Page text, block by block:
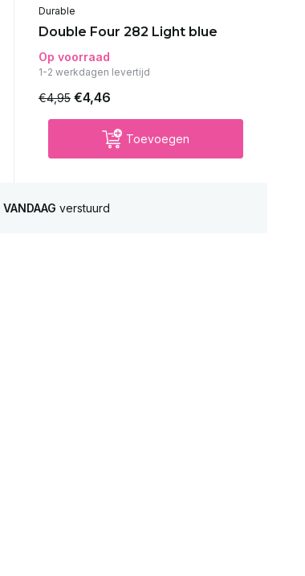
Durable
Double Four 282 Light blue
Op voorraad
1-2 werkdagen levertijd
€4,95 €4,46
Toevoegen
VANDAAG verstuurd